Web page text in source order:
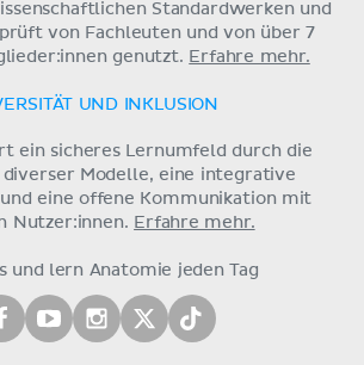
Standardwerken und
von Fachleuten und von über 7
genutzt. Erfahre mehr.
UND INKLUSION
ein sicheres Lernumfeld durch die
diverser Modelle, eine integrative
und eine offene Kommunikation mit
Nutzer:innen. Erfahre mehr.
und lern Anatomie jeden Tag